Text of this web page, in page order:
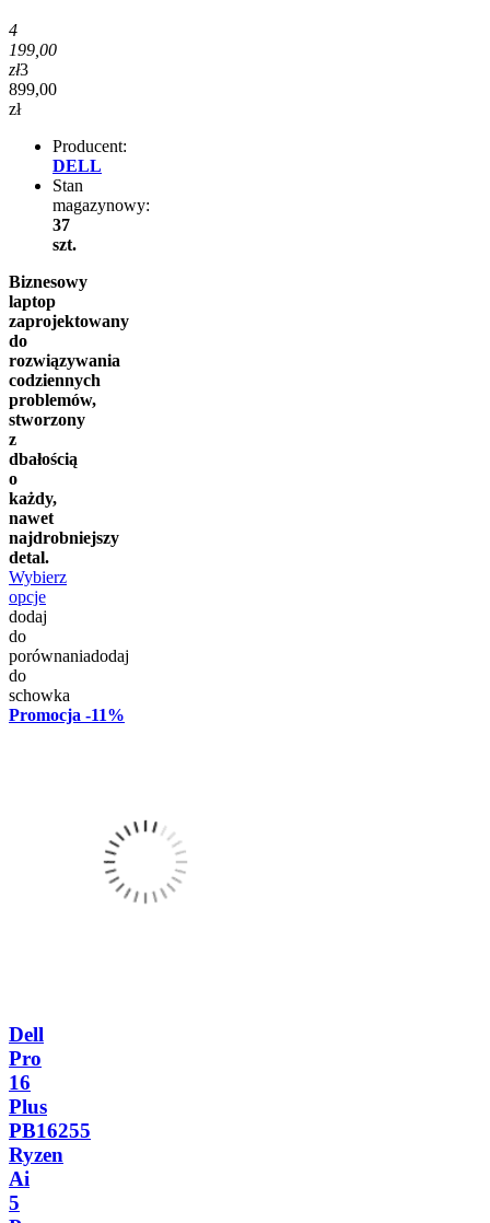
4
199,00
zł3
899,00
zł
Producent:
DELL
Stan
magazynowy:
37
szt.
Biznesowy
laptop
zaprojektowany
do
rozwiązywania
codziennych
problemów,
stworzony
z
dbałością
o
każdy,
nawet
najdrobniejszy
detal.
Wybierz
opcje
dodaj
do
porównaniadodaj
do
schowka
Promocja -11%
Dell
Pro
16
Plus
PB16255
Ryzen
Ai
5